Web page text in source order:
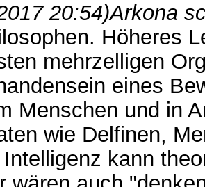
20:54)Arkona
Höheres
mehrzelligen
eines
Menschen und in
wie Delfinen,
kann